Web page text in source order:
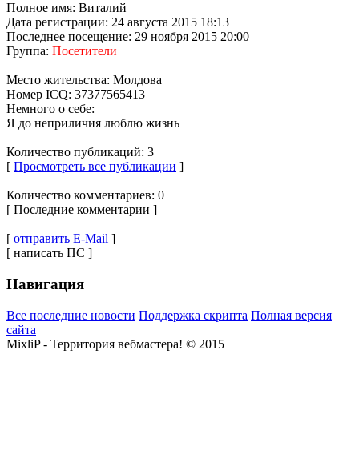
Полное имя: Виталий
Дата регистрации: 24 августа 2015 18:13
Последнее посещение: 29 ноября 2015 20:00
Группа: Посетители
Место жительства: Молдова
Номер ICQ: 37377565413
Немного о себе:
Я до неприличия люблю жизнь
Количество публикаций: 3
[ Просмотреть все публикации ]
Количество комментариев: 0
[ Последние комментарии ]
[ отправить E-Mail ]
[ написать ПС ]
Навигация
Все последние новости Поддержка скрипта Полная версия
сайта
MixliP - Территория вебмастера! © 2015